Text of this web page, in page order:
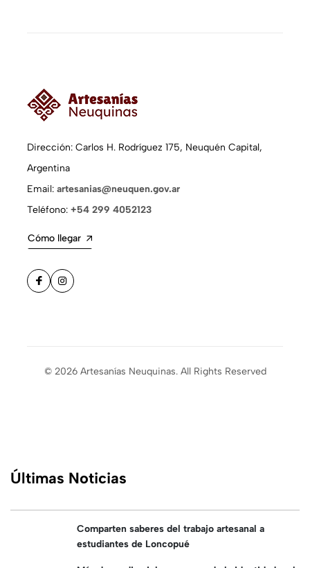
Dirección: Carlos H. Rodríguez 175, Neuquén Capital,
Argentina
Email: artesanias@neuquen.gov.ar
Teléfono: +54 299 4052123
Cómo llegar
© 2026 Artesanías Neuquinas. All Rights Reserved
Últimas Noticias
Comparten saberes del trabajo artesanal a
estudiantes de Loncopué